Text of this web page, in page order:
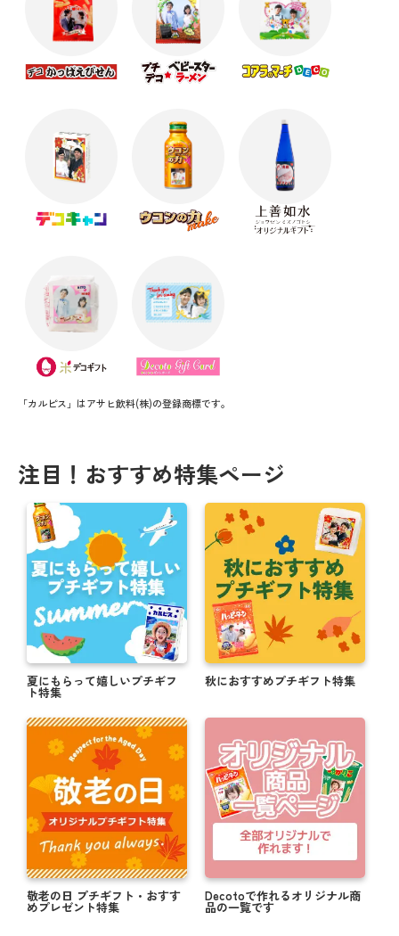
「カルピス」はアサヒ飲料(株)の登録商標です。
注目！おすすめ特集ページ
夏にもらって嬉しいプチギフ
ト特集
秋におすすめプチギフト特集
敬老の日 プチギフト・おすす
めプレゼント特集
Decotoで作れるオリジナル商
品の一覧です